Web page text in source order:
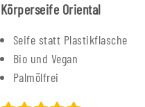
Körperseife Oriental
Seife statt Plastikflasche
Bio und Vegan
Palmölfrei